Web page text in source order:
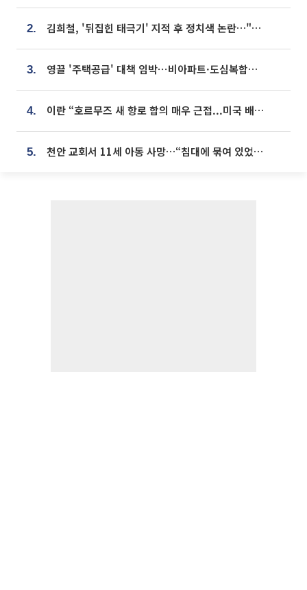
2. 김희철, '뒤집힌 태극기' 지적 후 정치색 논란…"좌우 떠나 우리나라 국기"
3. 영끌 '주택공급' 대책 임박⋯비아파트·도심복합까지 총동원
4. 이란 “호르무즈 새 항로 합의 매우 근접...미국 배상 먼저”
5. 천안 교회서 11세 아동 사망…“침대에 묶여 있었다” 진술 확보